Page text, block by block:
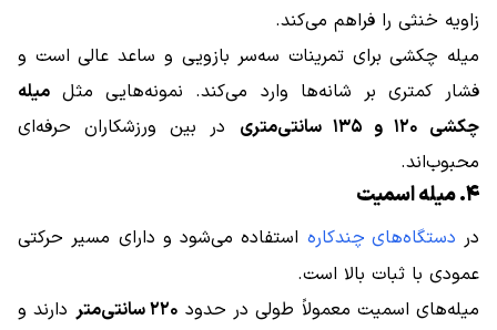
زاویه خنثی را فراهم می‌کند.
میله چکشی برای تمرینات سه‌سر بازویی و ساعد عالی است و
فشار کمتری بر شانه‌ها وارد می‌کند. نمونه‌هایی مثل میله
چکشی ۱۲۰ و ۱۳۵ سانتی‌متری
در بین ورزشکاران حرفه‌ای
محبوب‌اند.
۴. میله اسمیت
در دستگاه‌های چندکاره استفاده می‌شود و دارای مسیر حرکتی
عمودی با ثبات بالا است.
میله‌های اسمیت معمولاً طولی در حدود ۲۲۰ سانتی‌متر
دارند و